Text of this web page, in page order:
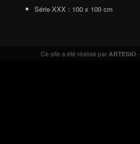
Série XXX : 100 x 100 cm
Ce site a été réalisé parARTESIO-